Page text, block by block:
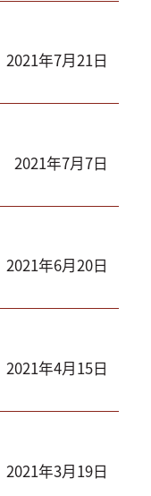
2021年7月21日
2021年7月7日
2021年6月20日
2021年4月15日
2021年3月19日